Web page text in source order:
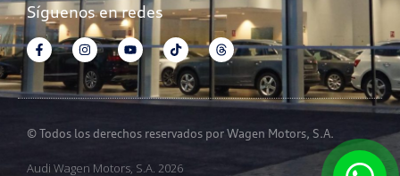
Síguenos en redes
© Todos los derechos reservados por Wagen Motors, S.A.
Audi Wagen Motors, S.A. 2026